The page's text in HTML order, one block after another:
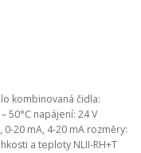
kombinovaná čidla:
50°C napájení: 24 V
20 mA, 4-20 mA rozměry:
a teploty NLII-RH+T